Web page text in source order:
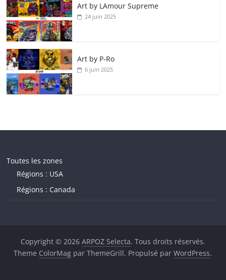
Art by LAmour Supreme
24 juin 2025
Art by P‑Ro
6 juin 2025
Toutes les zones
Régions : USA
Régions : Canada
Copyright © 2026 ARPOZ Selecta. Tous droits réservés.
Theme ColorMag par ThemeGrill. Propulsé parWordPress.